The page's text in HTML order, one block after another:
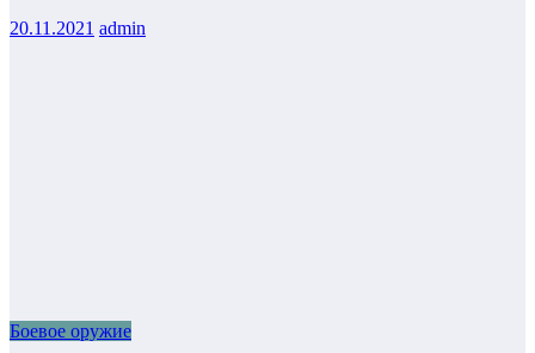
20.11.2021 admin
Боевое оружие